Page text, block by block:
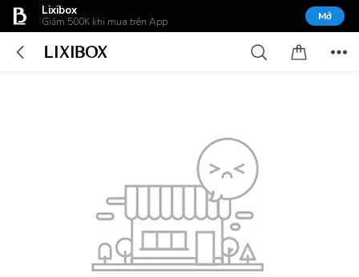
Lixibox
Giảm 500K khi mua trên App Mở